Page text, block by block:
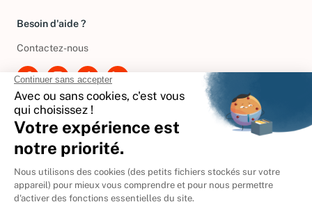
Besoin d'aide ?
Contactez-nous
International
🇪🇸 Espagne
🇩🇪Allemagne
🇮🇹 Italie